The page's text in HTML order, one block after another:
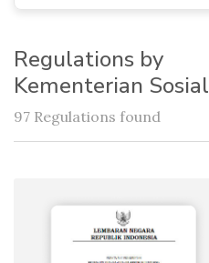
Regulations by
Kementerian Sosial
97 Regulations found